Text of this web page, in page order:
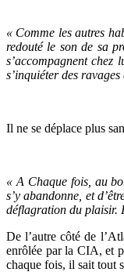
« Comme les autres
redouté le son de sa
s’accompagnent chez
s’inquiéter des
Il ne se déplace plus
« A Chaque fois, au
s’y abandonne, et
déflagration du plaisir.
De l’autre côté de
enrôlée par la CIA, et
chaque fois, il sait tout